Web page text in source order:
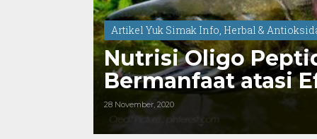
Artikel Yuk Simak Info, Herbal &
Nutrisi Oligo
Bermanfaat atasi
Penderita Kanker
28 November, 2020